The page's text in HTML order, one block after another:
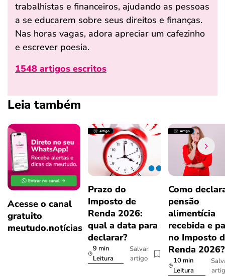
trabalhistas e financeiros, ajudando as pessoas
a se educarem sobre seus direitos e finanças.
Nas horas vagas, adora apreciar um cafezinho
e escrever poesia.
1548 artigos escritos
Leia também
Acesse o canal
gratuito
meutudo.notícias
Prazo do
Imposto de
Renda 2026:
qual a data para
declarar?
9 min
Leitura
Salvar
artigo
Como
pensão
alimentícia
recebida e
no Imposto
Renda
10 min
Leitura